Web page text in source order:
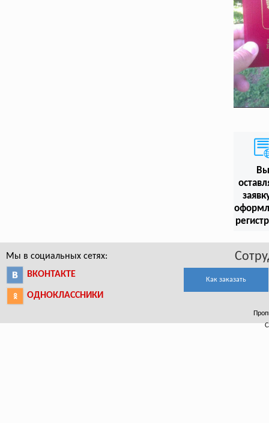
Вы
Мы в социальных сетях:
ВКОНТАКТЕ
ОДНОКЛАССНИКИ
Как заказать